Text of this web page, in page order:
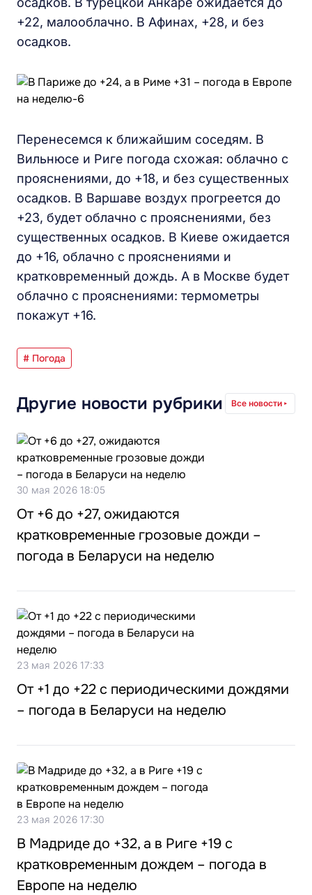
+22, малооблачно. В Афинах, +28, и без
осадков.
Перенесемся к ближайшим соседям. В
Вильнюсе и Риге погода схожая: облачно с
прояснениями, до +18, и без существенных
осадков. В Варшаве воздух прогреется до
+23, будет облачно с прояснениями, без
существенных осадков. В Киеве ожидается
до +16, облачно с прояснениями и
кратковременный дождь. А в Москве будет
облачно с прояснениями: термометры
покажут +16.
# Погода
Другие новости рубрики Все новости
30 мая 2026 18:05
От +6 до +27, ожидаются
кратковременные грозовые дожди –
погода в Беларуси на неделю
23 мая 2026 17:33
От +1 до +22 с периодическими дождями
– погода в Беларуси на неделю
23 мая 2026 17:30
В Мадриде до +32, а в Риге +19 с
кратковременным дождем – погода в
Европе на неделю